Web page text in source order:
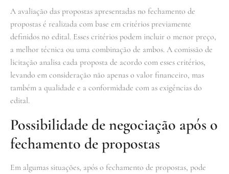
A avaliação das propostas apresentadas no fechamento de
propostas é realizada com base em critérios previamente
definidos no edital. Esses critérios podem incluir o menor preço,
a melhor técnica ou uma combinação de ambos. A comissão de
licitação analisa cada proposta de acordo com esses critérios,
levando em consideração não apenas o valor financeiro, mas
também a qualidade e a conformidade com as exigências do
edital.
Possibilidade de negociação após o
fechamento de propostas
Em algumas situações, após o fechamento de propostas, pode